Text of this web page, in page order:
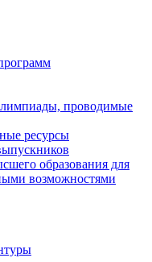
проводимые
ресурсы
образования для
возможностями